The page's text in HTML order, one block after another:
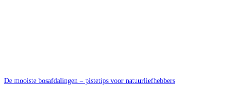
De mooiste bosafdalingen – pistetips voor natuurliefhebbers